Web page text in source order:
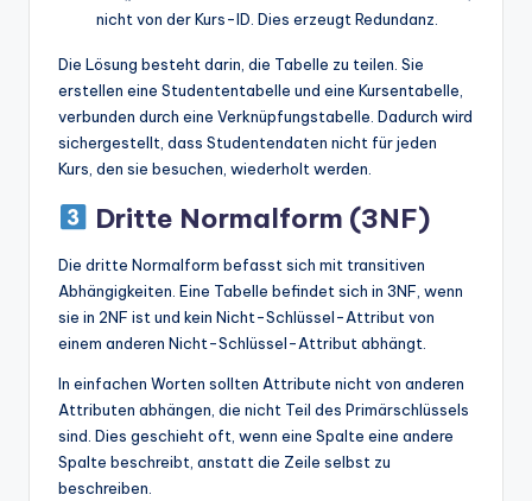
nicht von der Kurs-ID. Dies erzeugt Redundanz.
Die Lösung besteht darin, die Tabelle zu teilen. Sie
erstellen eine Studententabelle und eine Kursentabelle,
verbunden durch eine Verknüpfungstabelle. Dadurch wird
sichergestellt, dass Studentendaten nicht für jeden
Kurs, den sie besuchen, wiederholt werden.
Dritte Normalform (3NF)
Die dritte Normalform befasst sich mit transitiven
Abhängigkeiten. Eine Tabelle befindet sich in 3NF, wenn
sie in 2NF ist und kein Nicht-Schlüssel-Attribut von
einem anderen Nicht-Schlüssel-Attribut abhängt.
In einfachen Worten sollten Attribute nicht von anderen
Attributen abhängen, die nicht Teil des Primärschlüssels
sind. Dies geschieht oft, wenn eine Spalte eine andere
Spalte beschreibt, anstatt die Zeile selbst zu
beschreiben.